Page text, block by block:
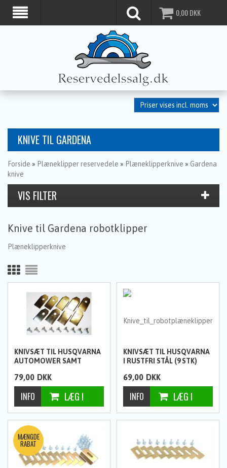
0,00DKK
KNIVE TIL GARDENA
Forside » Plæneklipper reservedele » Plæneklipperknive » Gardena
knive
Knive til Gardena robotklipper
Plæneklipperknive
KNIVSÆT TIL HUSQVARNA
AUTOMOWER SAMT
79,00 DKK
KNIVSÆT TIL HUSQVARNA
I RUSTFRI STÅL (9 STK)
69,00 DKK